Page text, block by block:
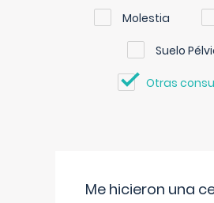
Molestia
Suelo
Otras
Me hicieron una